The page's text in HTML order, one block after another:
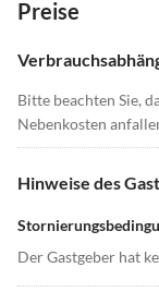
Preise
Bitte beachten Sie,
Nebenkosten
Hinweise des
Der Gastgeber hat